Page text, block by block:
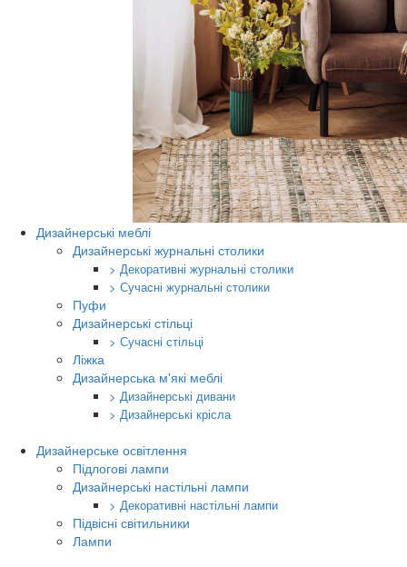
Дизайнерські меблі
Дизайнерські журнальні столики
> Декоративні журнальні столики
> Сучасні журнальні столики
Пуфи
Дизайнерські стільці
> Сучасні стільці
Ліжка
Дизайнерська м'які меблі
> Дизайнерські дивани
> Дизайнерські крісла
Дизайнерське освітлення
Підлогові лампи
Дизайнерські настільні лампи
> Декоративні настільні лампи
Підвісні світильники
Лампи